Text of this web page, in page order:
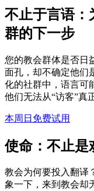
不止于言语：
群的下一步
您的教会群体是否日
面孔，却不确定他们
化的社群中，语言可
他们无法从“访客”真
本周日免费试用
使命：不止是
教会为何要投入翻译
象一下，来到教会却